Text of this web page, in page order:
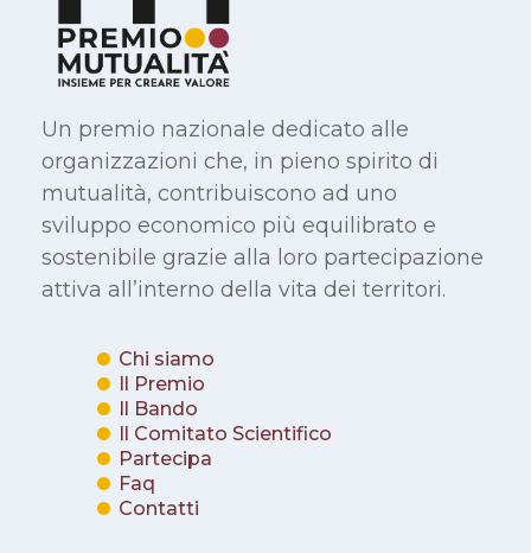
Un premio nazionale dedicato alle
organizzazioni che, in pieno spirito di
mutualità, contribuiscono ad uno
sviluppo economico più equilibrato e
sostenibile grazie alla loro partecipazione
attiva all’interno della vita dei territori.
Chi siamo
Il Premio
Il Bando
Il Comitato Scientifico
Partecipa
Faq
Contatti